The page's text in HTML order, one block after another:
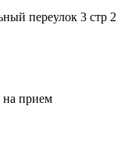
переулок 3 стр 2